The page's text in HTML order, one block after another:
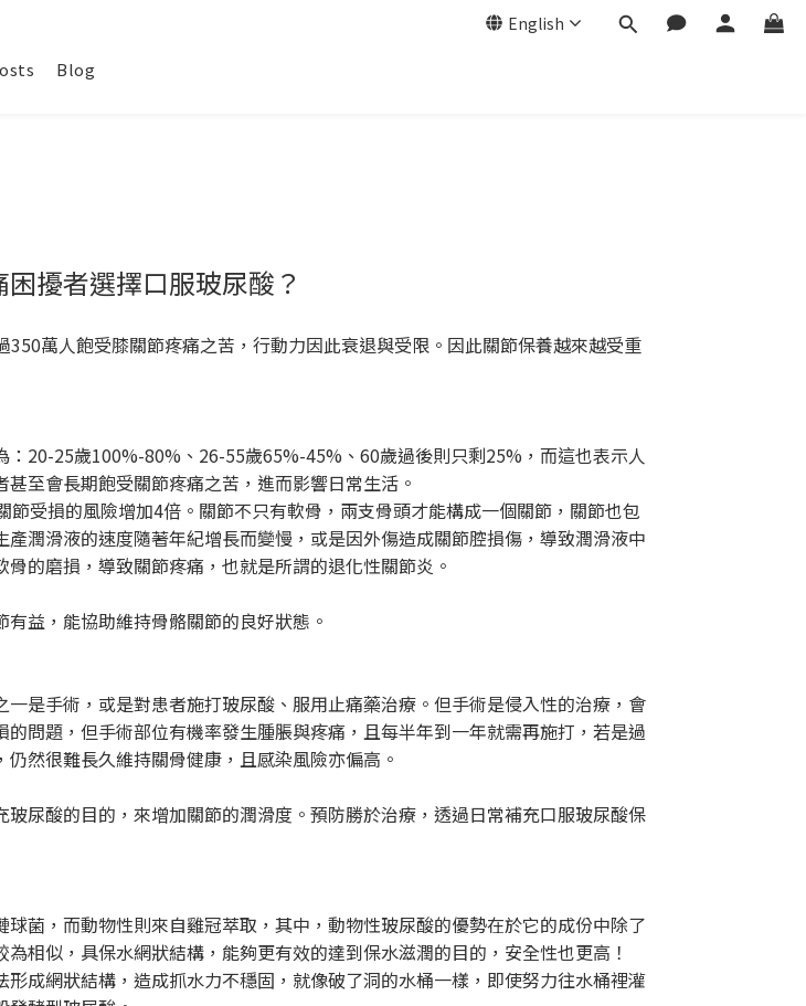
English
Blog
擾者選擇口服玻尿酸？
萬人飽受膝關節疼痛之苦，行動力因此衰退與受限。因此關節保養越來越受重
20-25歲100%-80%、26-55歲65%-45%、60歲過後則只剩25%，而這也表示人
至會長期飽受關節疼痛之苦，進而影響日常生活。
節受損的風險增加4倍。關節不只有軟骨，兩支骨頭才能構成一個關節，關節也包
潤滑液的速度隨著年紀增長而變慢，或是因外傷造成關節腔損傷，導致潤滑液中
的磨損，導致關節疼痛，也就是所謂的退化性關節炎。
益，能協助維持骨骼關節的良好狀態。
是手術，或是對患者施打玻尿酸、服用止痛藥治療。但手術是侵入性的治療，會
問題，但手術部位有機率發生腫脹與疼痛，且每半年到一年就需再施打，若是過
然很難長久維持關骨健康，且感染風險亦偏高。
尿酸的目的，來增加關節的潤滑度。預防勝於治療，透過日常補充口服玻尿酸保
菌，而動物性則來自雞冠萃取，其中，動物性玻尿酸的優勢在於它的成份中除了
相似，具保水網狀結構，能夠更有效的達到保水滋潤的目的，安全性也更高！
成網狀結構，造成抓水力不穩固，就像破了洞的水桶一樣，即使努力往水桶裡灌